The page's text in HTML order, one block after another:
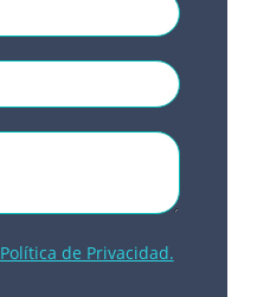
Política de Privacidad.